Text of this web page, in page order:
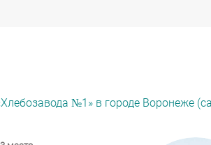
№1» в городе Воронеже